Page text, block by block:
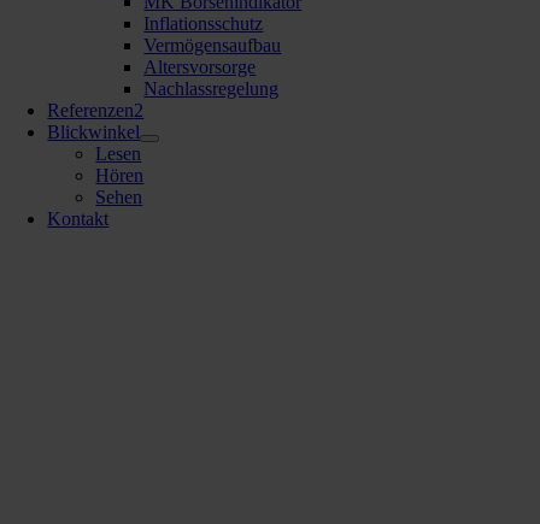
Inflationsschutz
Vermögensaufbau
Altersvorsorge
Nachlassregelung
Referenzen2
Blickwinkel
Lesen
Hören
Sehen
Kontakt